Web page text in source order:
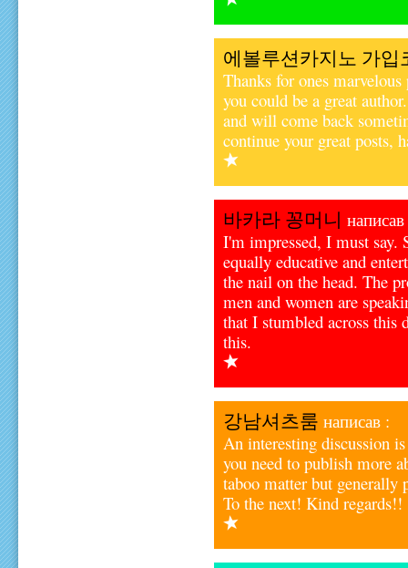
에볼루션카지노 가입
Thanks for ones
you could be a great
and will come back
continue your great posts,
바카라 꽁머니
I'm impressed, I must say.
equally educative and
the nail on the head. The
men and women are
that I stumbled across this
this.
강남셔츠룸 написав :
An interesting discussion
you need to publish more
taboo matter but generally
To the next! Kind regards!!